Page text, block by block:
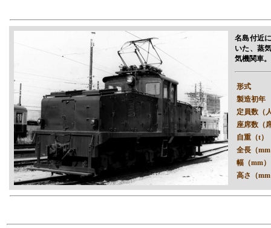
名島付近
いた、蒸
気機関車。
形式
製造初年
定員数（
座席数（
自重（t）
全長（
幅（mm）
高さ（